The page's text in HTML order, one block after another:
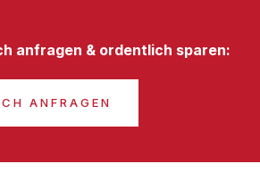
anfragen & ordentlich sparen:
ANFRAGEN